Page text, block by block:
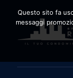
Questo sito fa
messaggi